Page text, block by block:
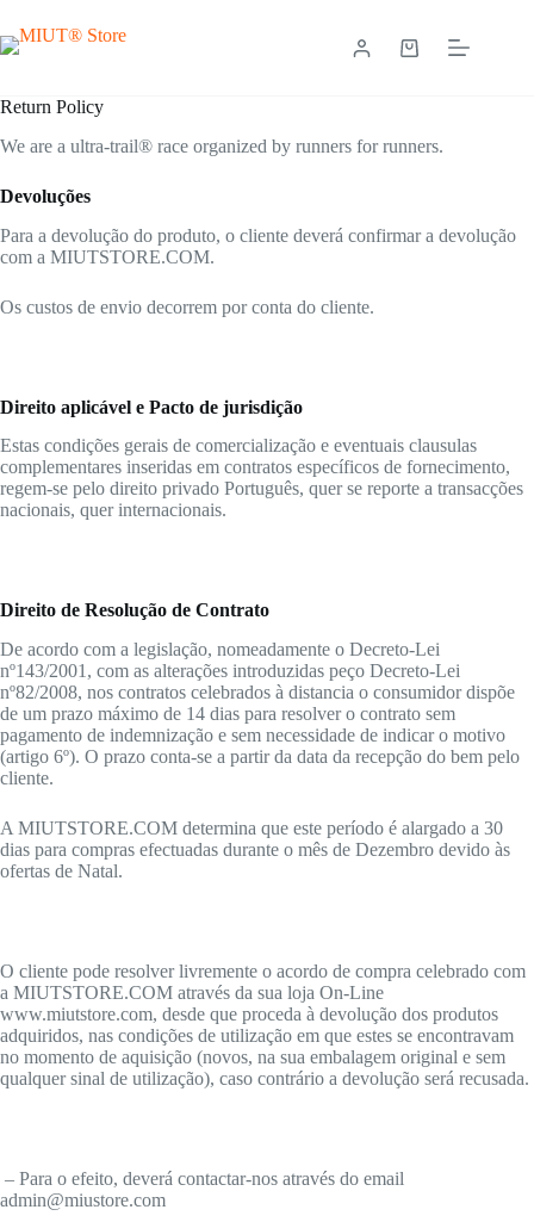
content
Shopping
Return Policy
We are a ultra-trail® race organized by runners for runners.
Devoluções
Para a devolução do produto, o cliente deverá confirmar a devolução
com a MIUTSTORE.COM.
Os custos de envio decorrem por conta do cliente.
Direito aplicável e Pacto de jurisdição
Estas condições gerais de comercialização e eventuais clausulas
complementares inseridas em contratos específicos de fornecimento,
regem-se pelo direito privado Português, quer se reporte a transacções
nacionais, quer internacionais.
Direito de Resolução de Contrato
De acordo com a legislação, nomeadamente o Decreto-Lei
nº143/2001, com as alterações introduzidas peço Decreto-Lei
nº82/2008, nos contratos celebrados à distancia o consumidor dispõe
de um prazo máximo de 14 dias para resolver o contrato sem
pagamento de indemnização e sem necessidade de indicar o motivo
(artigo 6º). O prazo conta-se a partir da data da recepção do bem pelo
cliente.
A MIUTSTORE.COM determina que este período é alargado a 30
dias para compras efectuadas durante o mês de Dezembro devido às
ofertas de Natal.
O cliente pode resolver livremente o acordo de compra celebrado com
a MIUTSTORE.COM através da sua loja On-Line
www.miutstore.com, desde que proceda à devolução dos produtos
adquiridos, nas condições de utilização em que estes se encontravam
no momento de aquisição (novos, na sua embalagem original e sem
qualquer sinal de utilização), caso contrário a devolução será recusada.
– Para o efeito, deverá contactar-nos através do email
admin@miustore.com